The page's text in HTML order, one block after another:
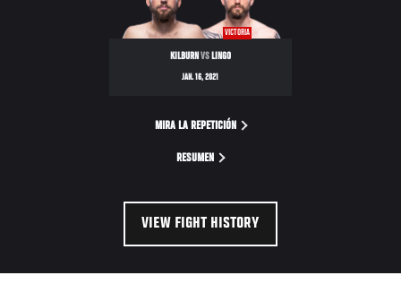
VICTORIA
KILBURN VSLINGO
JAN. 16, 2021
MIRA LA REPETICIÓN
RESUMEN
VIEW FIGHT HISTORY